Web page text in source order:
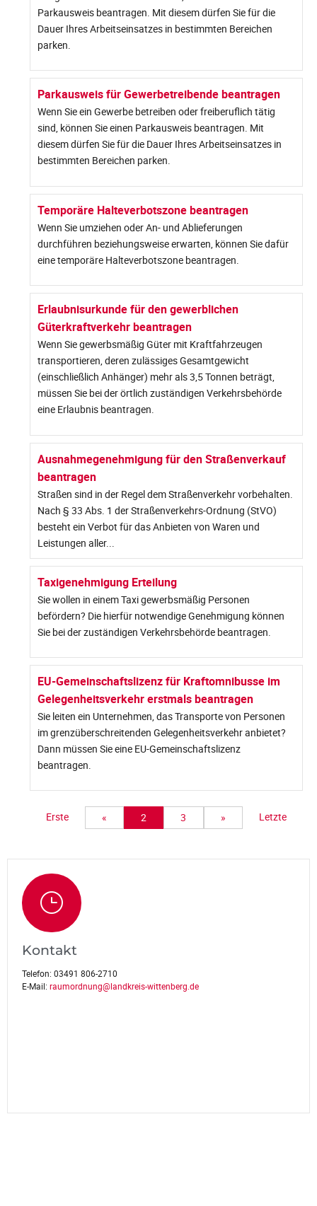
Parkausweis beantragen. Mit diesem dürfen Sie für die
Dauer Ihres Arbeitseinsatzes in bestimmten Bereichen
parken.
Parkausweis für Gewerbetreibende beantragen
Wenn Sie ein Gewerbe betreiben oder freiberuflich tätig
sind, können Sie einen Parkausweis beantragen. Mit
diesem dürfen Sie für die Dauer Ihres Arbeitseinsatzes in
bestimmten Bereichen parken.
Temporäre Halteverbotszone beantragen
Wenn Sie umziehen oder An- und Ablieferungen
durchführen beziehungsweise erwarten, können Sie dafür
eine temporäre Halteverbotszone beantragen.
Erlaubnisurkunde für den gewerblichen
Güterkraftverkehr beantragen
Wenn Sie gewerbsmäßig Güter mit Kraftfahrzeugen
transportieren, deren zulässiges Gesamtgewicht
(einschließlich Anhänger) mehr als 3,5 Tonnen beträgt,
müssen Sie bei der örtlich zuständigen Verkehrsbehörde
eine Erlaubnis beantragen.
Ausnahmegenehmigung für den Straßenverkauf
beantragen
Straßen sind in der Regel dem Straßenverkehr vorbehalten.
Nach § 33 Abs. 1 der Straßenverkehrs-Ordnung (StVO)
besteht ein Verbot für das Anbieten von Waren und
Leistungen aller...
Taxigenehmigung Erteilung
Sie wollen in einem Taxi gewerbsmäßig Personen
befördern? Die hierfür notwendige Genehmigung können
Sie bei der zuständigen Verkehrsbehörde beantragen.
EU-Gemeinschaftslizenz für Kraftomnibusse im
Gelegenheitsverkehr erstmals beantragen
Sie leiten ein Unternehmen, das Transporte von Personen
im grenzüberschreitenden Gelegenheitsverkehr anbietet?
Dann müssen Sie eine EU-Gemeinschaftslizenz
beantragen.
Erste « 2 3 » Letzte
Kontakt
Telefon: 03491 806-2710
E-Mail: raumordnung@landkreis-wittenberg.de